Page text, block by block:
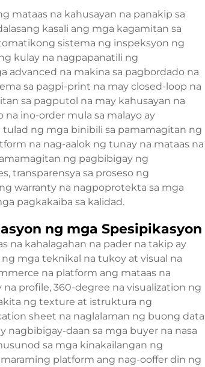
mataas na kahusayan na panakip sa
kasali ang mga kagamitan sa
sistema ng inspeksyon ng
kulay na nagpapanatili ng
advanced na makina sa pagbordado na
sa pagpi-print na may closed-loop na
sa pagputol na may kahusayan na
ino-order mula sa malayo ay
ng mga binibili sa pamamagitan ng
na nag-aalok ng tunay na mataas na
ng pagbibigay ng
transparensya sa proseso ng
warranty na nagpoprotekta sa mga
pagkakaiba sa kalidad.
ng mga Spesipikasyon
na kahalagahan na pader na takip ay
mga teknikal na tukoy at visual na
na platform ang mataas na
profile, 360-degree na visualization ng
ng texture at istruktura ng
sheet na naglalaman ng buong data
nagbibigay-daan sa mga buyer na nasa
sa mga kinakailangan ng
platform ang nag-ooffer din ng